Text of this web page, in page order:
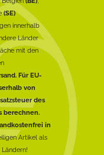
(SE)
innerhalb
Länder
mit den
Für EU-
von
des
berechnen.
in
Artikel als